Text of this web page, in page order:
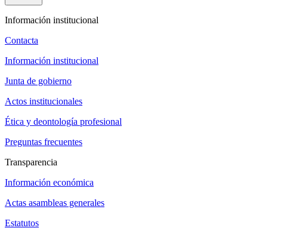
Información institucional
Contacta
Información institucional
Junta de gobierno
Actos institucionales
Ética y deontología profesional
Preguntas frecuentes
Transparencia
Información económica
Actas asambleas generales
Estatutos